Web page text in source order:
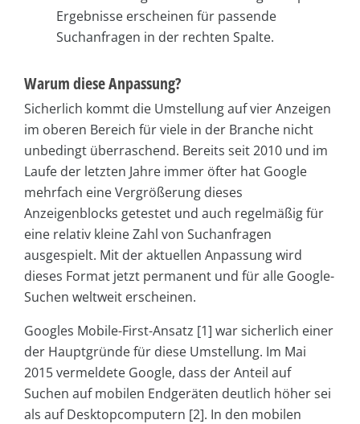
Ergebnisse erscheinen für passende
Suchanfragen in der rechten Spalte.
Warum diese Anpassung?
Sicherlich kommt die Umstellung auf vier Anzeigen
im oberen Bereich für viele in der Branche nicht
unbedingt überraschend. Bereits seit 2010 und im
Laufe der letzten Jahre immer öfter hat Google
mehrfach eine Vergrößerung dieses
Anzeigenblocks getestet und auch regelmäßig für
eine relativ kleine Zahl von Suchanfragen
ausgespielt. Mit der aktuellen Anpassung wird
dieses Format jetzt permanent und für alle Google-
Suchen weltweit erscheinen.
Googles Mobile-First-Ansatz [1] war sicherlich einer
der Hauptgründe für diese Umstellung. Im Mai
2015 vermeldete Google, dass der Anteil auf
Suchen auf mobilen Endgeräten deutlich höher sei
als auf Desktopcomputern [2]. In den mobilen